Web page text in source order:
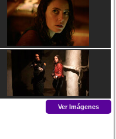
Ver Imágenes